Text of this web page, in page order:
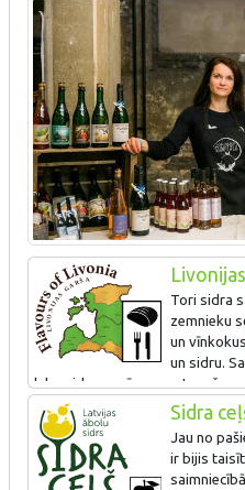
Tori sidra
zemnieku
un
un sidru.
laba sidra un vīna
vīnogu kultivēšanas īpatnībām,
organizē degustācijas.
Īpašais produkts - mājas sidrs.
Sidra
Jau no
ir bijis